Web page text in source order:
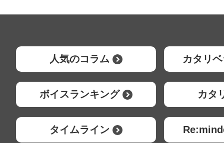
人気のコラム カタリ
ボイスランキング カタ
タイムライン